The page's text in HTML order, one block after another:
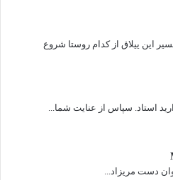
این ییلاق از کدام روستا شروع
استاد. سپاس از عنایت شما...
دست مریزاد...